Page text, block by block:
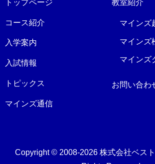
トップページ
コース紹介
入学案内
入試情報
トピックス
マインズ通信
教室紹介
マインズ
マインズ
マインズ
お問い合わ
Copyright © 2008-2026 株式会社ベスト